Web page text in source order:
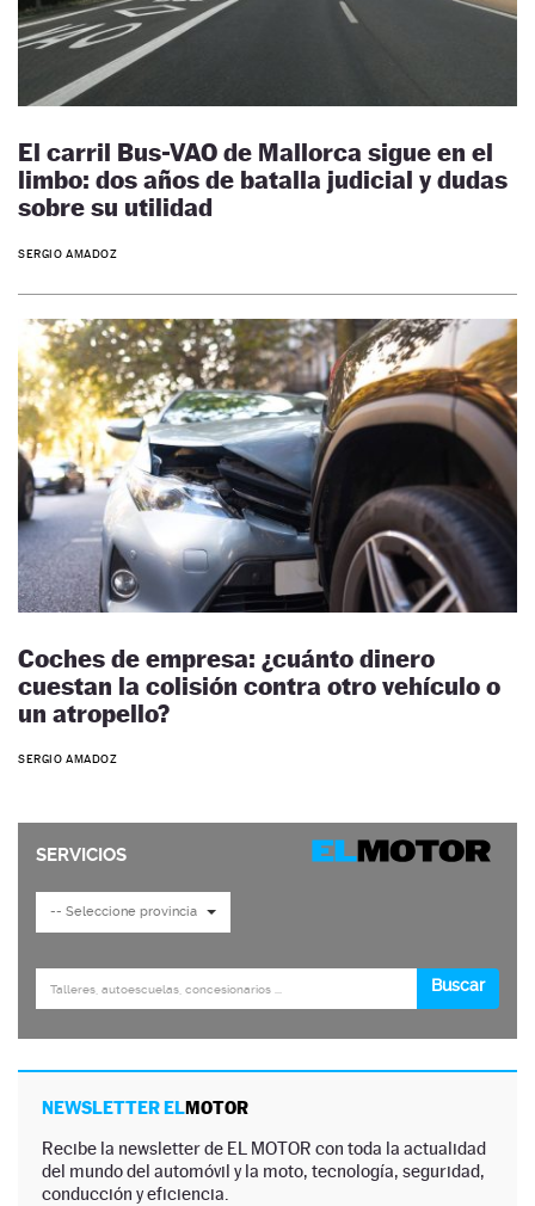
El carril Bus-VAO de Mallorca sigue en el
limbo: dos años de batalla judicial y dudas
sobre su utilidad
SERGIO AMADOZ
Coches de empresa: ¿cuánto dinero
cuestan la colisión contra otro vehículo o
un atropello?
SERGIO AMADOZ
NEWSLETTER ELMOTOR
Recibe la newsletter de EL MOTOR con toda la actualidad
del mundo del automóvil y la moto, tecnología, seguridad,
conducción y eficiencia.